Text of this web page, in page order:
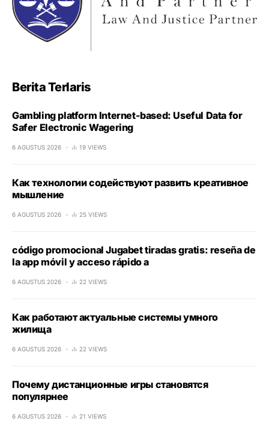
Berita Terlaris
Gambling platform Internet-based: Useful Data for
Safer Electronic Wagering
6 AGUSTUS 2026 19 VIEWS
Как технологии содействуют развить креативное
мышление
6 AGUSTUS 2026 25 VIEWS
código promocional Jugabet tiradas gratis: reseña de
la app móvil y acceso rápido a
6 AGUSTUS 2026 22 VIEWS
Как работают актуальные системы умного
жилища
6 AGUSTUS 2026 22 VIEWS
Почему дистанционные игры становятся
популярнее
6 AGUSTUS 2026 21 VIEWS